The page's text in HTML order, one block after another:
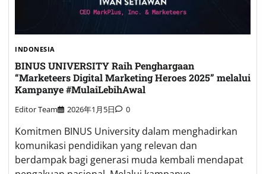
INDONESIA
BINUS UNIVERSITY Raih Penghargaan
“Marketeers Digital Marketing Heroes 2025” melalui
Kampanye #MulaiLebihAwal
Editor Team 2026年1月5日 0
Komitmen BINUS University dalam menghadirkan
komunikasi pendidikan yang relevan dan
berdampak bagi generasi muda kembali mendapat